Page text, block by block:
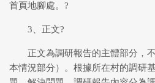
首頁地腳處。?
3、正文?
正文為調研報告的主體部分，
本情況部分）。根據所在村的調研